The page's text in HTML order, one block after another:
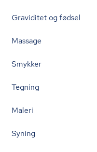
Graviditet og fødsel
Massage
Smykker
Tegning
Maleri
Syning